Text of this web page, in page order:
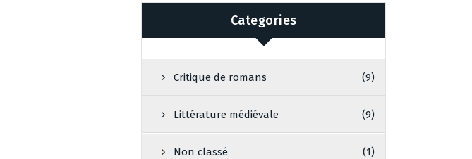
Categories
Critique de romans (9)
Littérature médiévale (9)
Non classé (1)